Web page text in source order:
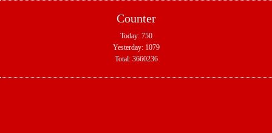
Counter
Today: 750
Yesterday: 1079
Total: 3660236